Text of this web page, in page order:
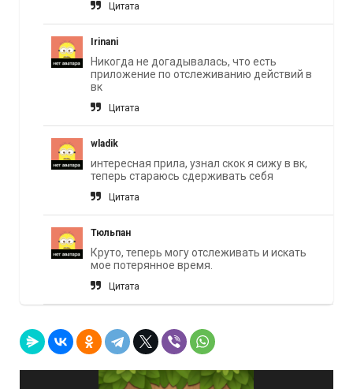
Цитата
Irinani
Никогда не догадывалась, что есть
приложение по отслеживанию действий в
вк
Цитата
wladik
интересная прила, узнал скок я сижу в вк,
теперь стараюсь сдерживать себя
Цитата
Тюльпан
Круто, теперь могу отслеживать и искать
мое потерянное время.
Цитата